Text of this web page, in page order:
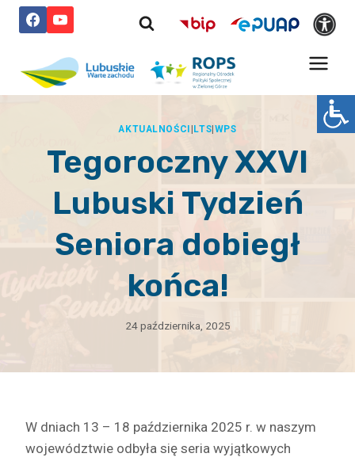
Przejdź
AKTUALNOŚCI LTS WPS
Tegoroczny XXVI
Lubuski Tydzień
Seniora dobiegł
końca!
24 października, 2025
W dniach 13 – 18 października 2025 r. w naszym
województwie odbyła się seria wyjątkowych